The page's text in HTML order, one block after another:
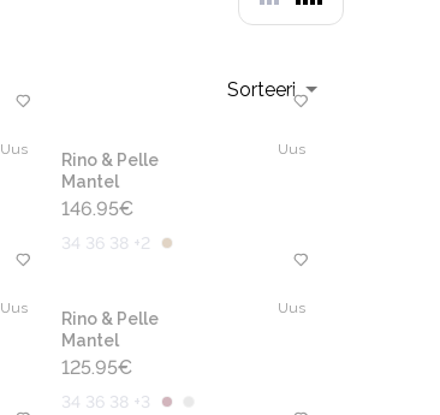
Sorteeri
Uus Uus
Rino & Pelle
Mantel
146.95€
34 36 38 +2
Uus Uus
Rino & Pelle
Mantel
125.95€
34 36 38 +3